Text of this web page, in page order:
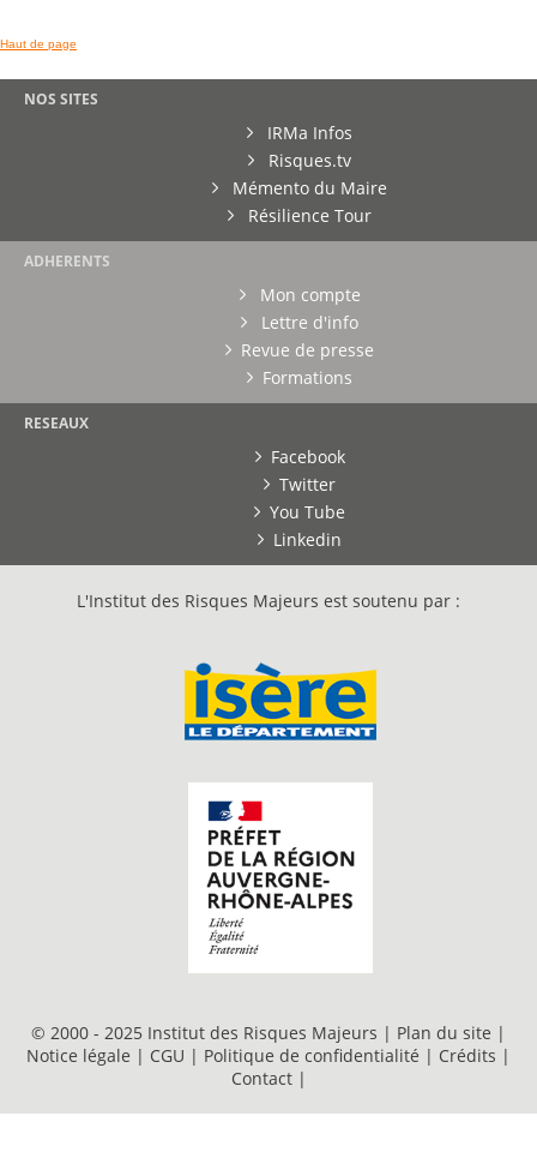
Haut de page
NOS SITES
IRMa Infos
Risques.tv
Mémento du Maire
Résilience Tour
ADHERENTS
Mon compte
Lettre d'info
Revue de presse
Formations
RESEAUX
Facebook
Twitter
You Tube
Linkedin
L'Institut des Risques Majeurs est soutenu par :
© 2000 - 2025 Institut des Risques Majeurs | Plan du site |
Notice légale | CGU | Politique de confidentialité | Crédits |
Contact |